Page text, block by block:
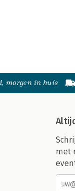
morgen in huis
met